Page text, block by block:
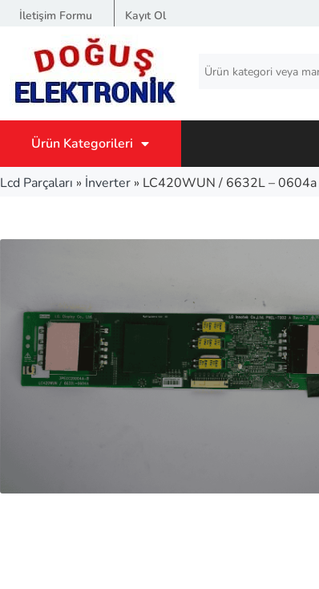
İletişim Formu Kayıt Ol
Ürün Kategorileri
Lcd Parçaları » İnverter » LC420WUN / 6632L –